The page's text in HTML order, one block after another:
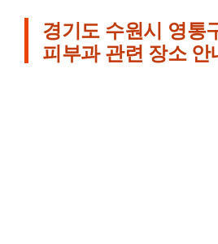
경기도 수원시 영통
피부과 관련 장소 안